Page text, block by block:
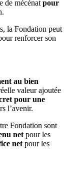
de mécénat pour
la Fondation peut
renforcer son
au bien
valeur ajoutée
pour une
l’avenir.
Fondation sont
net pour les
net pour les